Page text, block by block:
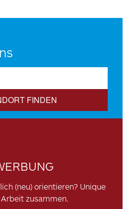
FINDEN
(neu) orientieren? Unique
zusammen.